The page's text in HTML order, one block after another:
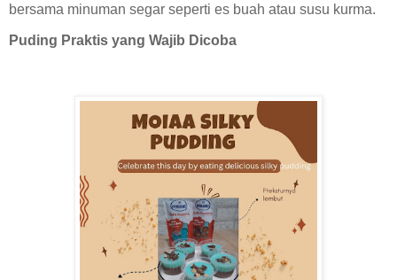
bersama minuman segar seperti es buah atau susu kurma.
Puding Praktis yang Wajib Dicoba